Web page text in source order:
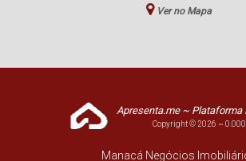
Ver no Mapa
Apresenta.me ~ Plataforma
Copyright © 2026 ~
Manacá Negócios